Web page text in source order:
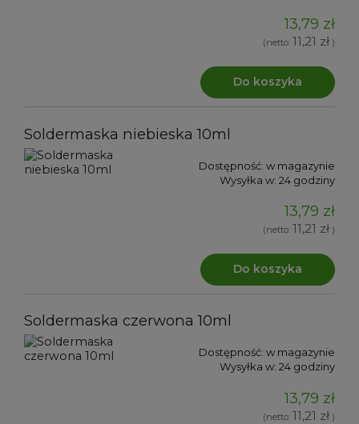
13,79 zł
(netto: 11,21 zł )
Do koszyka
Soldermaska niebieska 10ml
Dostępność: w magazynie
Wysyłka w: 24 godziny
13,79 zł
(netto: 11,21 zł )
Do koszyka
Soldermaska czerwona 10ml
Dostępność: w magazynie
Wysyłka w: 24 godziny
13,79 zł
(netto: 11,21 zł )